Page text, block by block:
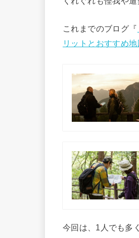
これまでのブログ『
リットとおすすめ
今回は、1人でも多